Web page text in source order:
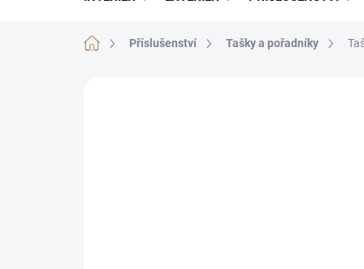
Domů Příslušenství Tašky a pořadníky